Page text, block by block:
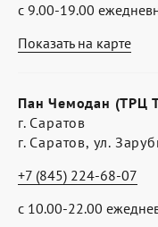
Показать на карте
с 9.00-19.00
Пан Чемодан (ТРЦ
г. Саратов
г. Саратов, ул.
с 10.00-22.00
+7 (845) 224-68-07